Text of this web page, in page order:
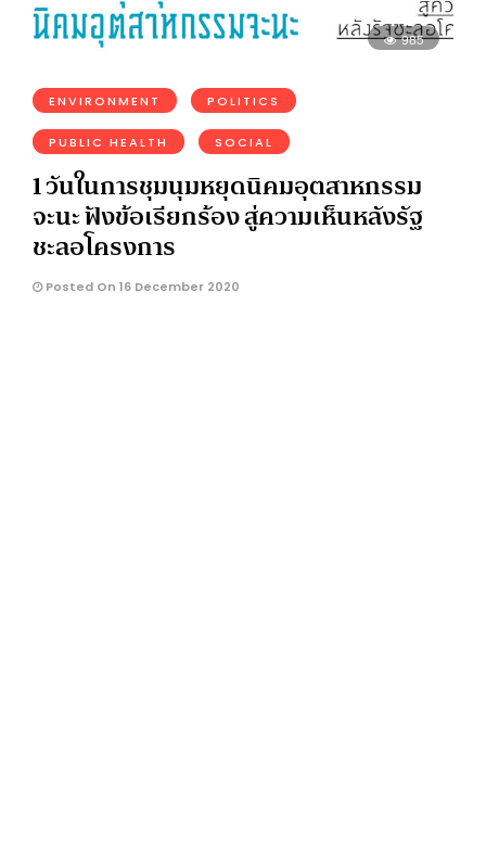
985
ENVIRONMENT POLITICS
PUBLIC HEALTH SOCIAL
1 วันในการชุมนุมหยุดนิคมอุตสาหกรรม
จะนะ ฟังข้อเรียกร้อง สู่ความเห็นหลังรัฐ
ชะลอโครงการ
Posted On 16 December 2020